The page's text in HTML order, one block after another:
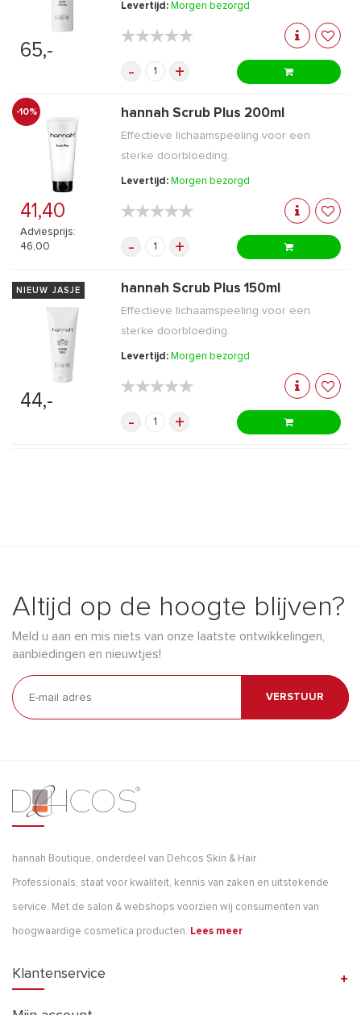
65,-
Levertijd: Morgen bezorgd
★★★★★
★★★★★
- +
-10%
41,40
Adviesprijs:
46,00
hannah Scrub Plus 200ml
Effectieve lichaamspeeling voor een
sterke doorbloeding.
Levertijd: Morgen bezorgd
★★★★★
★★★★★
- +
NIEUW JASJE
44,-
hannah Scrub Plus 150ml
Effectieve lichaamspeeling voor een
sterke doorbloeding.
Levertijd: Morgen bezorgd
★★★★★
★★★★★
- +
Altijd op de hoogte blijven?
Meld u aan en mis niets van onze laatste ontwikkelingen,
aanbiedingen en nieuwtjes!
VERSTUUR
hannah Boutique, onderdeel van Dehcos Skin & Hair
Professionals, staat voor kwaliteit, kennis van zaken en uitstekende
service. Met de salon & webshops voorzien wij consumenten van
hoogwaardige cosmetica producten. Lees meer
Klantenservice